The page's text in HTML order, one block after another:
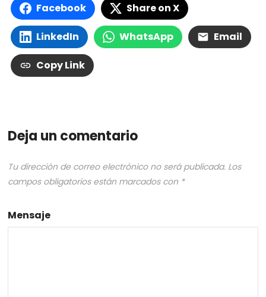
Facebook Share on X
LinkedIn WhatsApp Email
Copy Link
Deja un comentario
Tu dirección de correo electrónico no será publicada. Los
campos obligatorios están marcados con *
Mensaje